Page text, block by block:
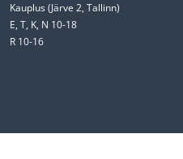
Kauplus (Järve 2, Tallinn)
E, T, K, N 10-18
R 10-16